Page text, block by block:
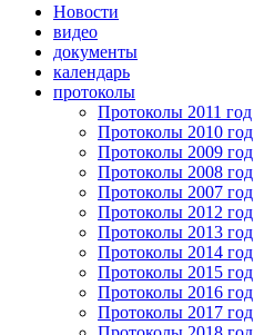
Новости
видео
документы
календарь
протоколы
Протоколы 2011 год
Протоколы 2010 год
Протоколы 2009 год
Протоколы 2008 год
Протоколы 2007 год
Протоколы 2012 год
Протоколы 2013 год
Протоколы 2014 год
Протоколы 2015 год
Протоколы 2016 год
Протоколы 2017 год